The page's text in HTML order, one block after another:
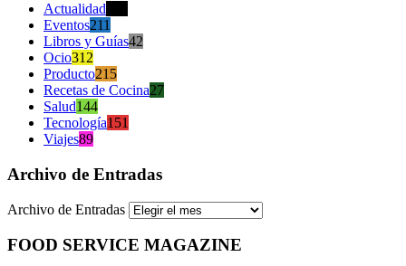
Actualidad
Eventos211
Libros y Guías42
Ocio312
Producto215
Recetas de Cocina27
Salud144
Tecnología151
Viajes89
Archivo de Entradas
Archivo de Entradas
FOOD SERVICE MAGAZINE